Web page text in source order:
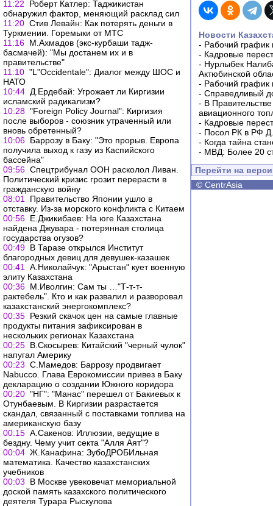
11:22
Роберт Катлер: Таджикистан
обнаружил фактор, меняющий расклад сил
11:20 Стив Левайн: Как потерять деньги в
Туркмении. Горемыки от МТС
11:16 М.Ахмадов (экс-курбаши тадж-
басмачей): "Мы достанем их и в
правительстве"
11:10 "L"Occidentale": Диалог между ШОС и
НАТО
10:44 Д.Ердебай: Угрожает ли Киргизии
исламский радикализм?
10:28 "Foreign Policy Journal": Киргизия
после выборов - союзник утраченный или
вновь обретенный?
10:06 Баррозу в Баку: "Это прорыв. Европа
получила выход к газу из Каспийского
бассейна"
09:56 Спецтрибунал ООН расколол Ливан.
Политический кризис грозит перерасти в
гражданскую войну
08:01
Правительство Японии ушло в
отставку. Из-за морского конфликта с Китаем
00:56 Е.Джикибаев: На юге Казахстана
найдена Джувара - потерянная столица
государства огузов?
00:49 В Таразе открылся Институт
благородных девиц для девушек-казашек
00:41
А.Николайчук: "Арыстан" кует военную
элиту Казахстана
00:36 М.Иволгин: Сам ты …"Т-т-т-
рактебель". Кто и как развалил и разворовал
казахстанский энергокомплекс?
00:35 Резкий скачок цен на самые главные
продукты питания зафиксирован в
нескольких регионах Казахстана
00:25 В.Скосырев: Китайский "черный чулок"
напугал Америку
00:23 С.Мамедов: Баррозу продвигает
Nabucco. Глава Еврокомиссии привез в Баку
декларацию о создании Южного коридора
00:20 "НГ": "Манас" перешел от Бакиевых к
Отунбаевым. В Киргизии разрастается
скандал, связанный с поставками топлива на
американскую базу
00:15 А.Сакенов: Иллюзии, ведущие в
бездну. Чему учит секта "Алля Аят"?
00:04 Ж.Канафина: ЗубоДРОБИльная
математика. Качество казахстанских
учебников
00:03
В Москве увековечат мемориальной
доской память казахского политического
деятеля Турара Рыскулова
Новости
- Рабочий график
- Кадровые
- Нурлыбек
Актюбинской
- Рабочий график
- Справедливый
- В
авиационного
- Кадровые
- Посол РК в РФ
- Когда тайна
- МВД: Более 20
Перейти на
© CentrAsia